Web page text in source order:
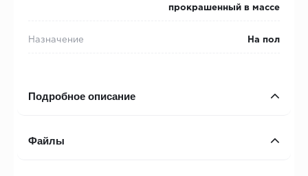
прокрашенный в массе
Назначение На пол
Подробное описание
Файлы